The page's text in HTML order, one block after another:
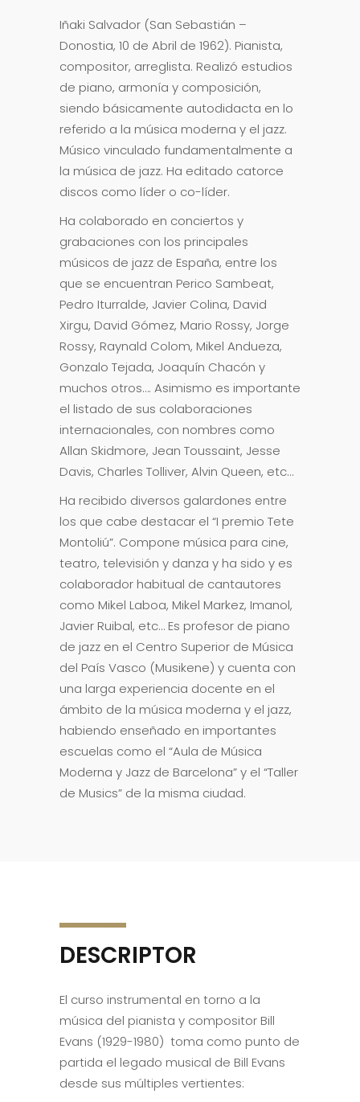
Iñaki Salvador (San Sebastián –
Donostia, 10 de Abril de 1962). Pianista,
compositor, arreglista. Realizó estudios
de piano, armonía y composición,
siendo básicamente autodidacta en lo
referido a la música moderna y el jazz.
Músico vinculado fundamentalmente a
la música de jazz. Ha editado catorce
discos como líder o co-líder.
Ha colaborado en conciertos y
grabaciones con los principales
músicos de jazz de España, entre los
que se encuentran Perico Sambeat,
Pedro Iturralde, Javier Colina, David
Xirgu, David Gómez, Mario Rossy, Jorge
Rossy, Raynald Colom, Mikel Andueza,
Gonzalo Tejada, Joaquín Chacón y
muchos otros…. Asimismo es importante
el listado de sus colaboraciones
internacionales, con nombres como
Allan Skidmore, Jean Toussaint, Jesse
Davis, Charles Tolliver, Alvin Queen, etc…
Ha recibido diversos galardones entre
los que cabe destacar el “I premio Tete
Montoliú”. Compone música para cine,
teatro, televisión y danza y ha sido y es
colaborador habitual de cantautores
como Mikel Laboa, Mikel Markez, Imanol,
Javier Ruibal, etc… Es profesor de piano
de jazz en el Centro Superior de Música
del País Vasco (Musikene) y cuenta con
una larga experiencia docente en el
ámbito de la música moderna y el jazz,
habiendo enseñado en importantes
escuelas como el “Aula de Música
Moderna y Jazz de Barcelona” y el “Taller
de Musics” de la misma ciudad.
DESCRIPTOR
El curso instrumental en torno a la
música del pianista y compositor Bill
Evans (1929-1980) toma como punto de
partida el legado musical de Bill Evans
desde sus múltiples vertientes: